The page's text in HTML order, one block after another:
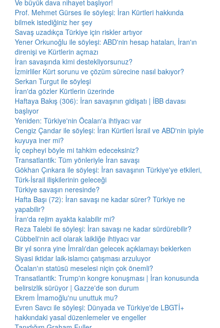
Ve büyük dava nihayet başlıyor!
Prof. Mehmet Gürses ile söyleşi: İran Kürtleri hakkında
bilmek istediğiniz her şey
Savaş uzadıkça Türkiye için riskler artıyor
Yener Orkunoğlu ile söyleşi: ABD'nin hesap hataları, İran'ın
direnişi ve Kürtlerin açmazı
İran savaşında kimi destekliyorsunuz?
İzmirliler Kürt sorunu ve çözüm sürecine nasıl bakıyor?
Serkan Turgut ile söyleşi
İran'da gözler Kürtlerin üzerinde
Haftaya Bakış (306): İran savaşının gidişatı | İBB davası
başlıyor
Yeniden: Türkiye'nin Öcalan'a ihtiyacı var
Cengiz Çandar ile söyleşi: İran Kürtleri İsrail ve ABD'nin ipiyle
kuyuya iner mi?
İç cepheyi böyle mi tahkim edeceksiniz?
Transatlantik: Tüm yönleriyle İran savaşı
Gökhan Çınkara ile söyleşi: İran savaşının Türkiye'ye etkileri,
Türk-İsrail ilişkilerinin geleceği
Türkiye savaşın neresinde?
Hafta Başı (72): İran savaşı ne kadar sürer? Türkiye ne
yapabilir?
İran'da rejim ayakta kalabilir mi?
Reza Talebi ile söyleşi: İran savaşı ne kadar sürdürebilir?
Cübbeli'nin acil olarak laikliğe ihtiyacı var
Bir yıl sonra yine İmralı'dan gelecek açıklamayı beklerken
Siyasi iktidar laik-islamcı çatışması arzuluyor
Öcalan'ın statüsü meselesi niçin çok önemli?
Transatlantik: Trump'ın kongre konuşması | İran konusunda
belirsizlik sürüyor | Gazze'de son durum
Ekrem İmamoğlu'nu unuttuk mu?
Evren Savcı ile söyleşi: Dünyada ve Türkiye'de LBGTİ+
hakkındaki yasal düzenlemeler ve engeller